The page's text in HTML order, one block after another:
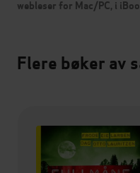
webleser for Mac/PC, i
Flere bøker av